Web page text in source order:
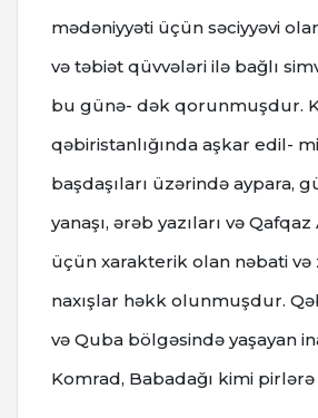
mədəniyyəti üçün səciyyəvi
və təbiət qüvvələri ilə bağlı
bu günə- dək qorunmuşdur.
qəbiristanlığında aşkar edil-
başdaşıları üzərində aypara,
yanaşı, ərəb yazıları və Qafqaz
üçün xarakterik olan nəbati
naxışlar həkk olunmuşdur.
və Quba bölgəsində yaşayan
Komrad, Babadağı kimi